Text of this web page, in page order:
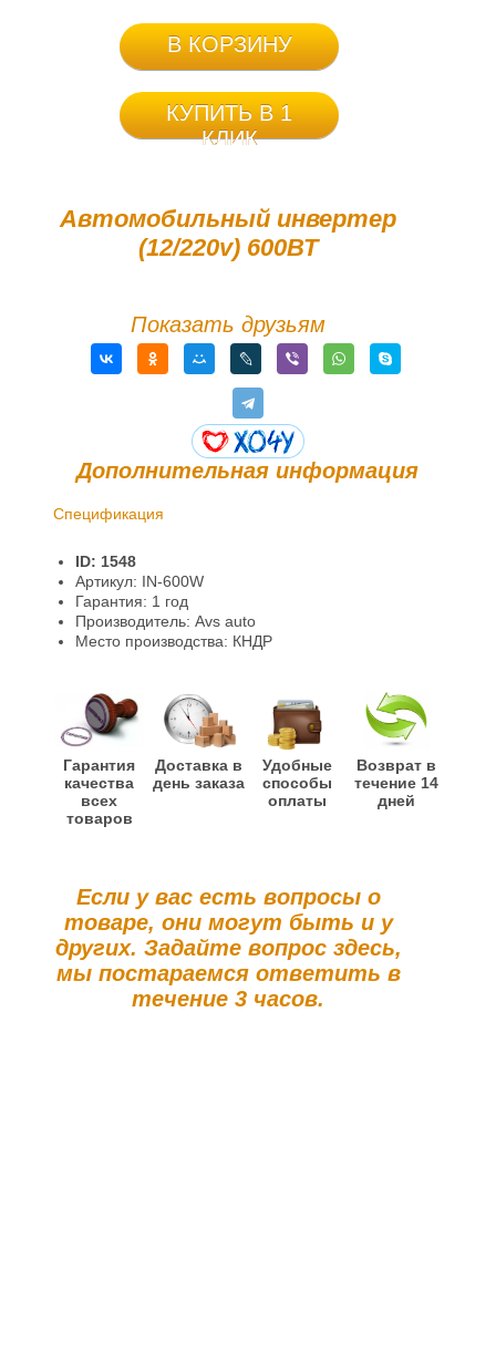
Автомобильный инвертер
(12/220v) 600ВТ
В КОРЗИНУ
КУПИТЬ В 1
КЛИК
Показать друзьям
Дополнительная информация
Спецификация
Гарантии и возврат
Информация
ID: 1548
Артикул: IN-600W
Гарантия: 1 год
Производитель: Avs auto
Место производства: КНДР
Гарантия
качества
всех
товаров
Доставка в
день заказа
Удобные
способы
оплаты
Возврат в
течение 14
дней
Если у вас есть вопросы о
товаре, они могут быть и у
других. Задайте вопрос здесь,
мы постараемся ответить в
течение 3 часов.